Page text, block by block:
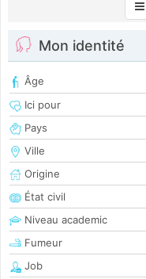
Mon identité
Âge
Ici pour
Pays
Ville
Origine
État civil
Niveau academic
Fumeur
Job